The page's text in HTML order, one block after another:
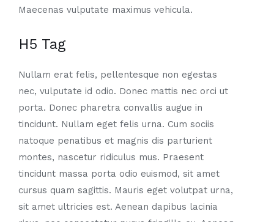
Maecenas vulputate maximus vehicula.
H5 Tag
Nullam erat felis, pellentesque non egestas
nec, vulputate id odio. Donec mattis nec orci ut
porta. Donec pharetra convallis augue in
tincidunt. Nullam eget felis urna. Cum sociis
natoque penatibus et magnis dis parturient
montes, nascetur ridiculus mus. Praesent
tincidunt massa porta odio euismod, sit amet
cursus quam sagittis. Mauris eget volutpat urna,
sit amet ultricies est. Aenean dapibus lacinia